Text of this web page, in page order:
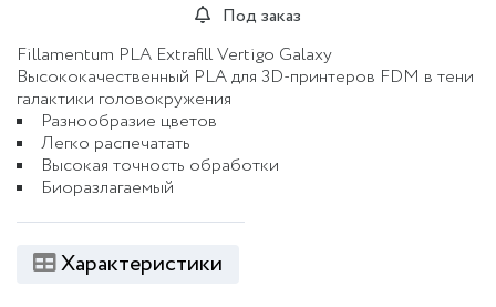
Под заказ
Fillamentum PLA Extrafill Vertigo Galaxy
Высококачественный PLA для 3D-принтеров FDM в тени
галактики головокружения
Разнообразие цветов
Легко распечатать
Высокая точность обработки
Биоразлагаемый
Характеристики